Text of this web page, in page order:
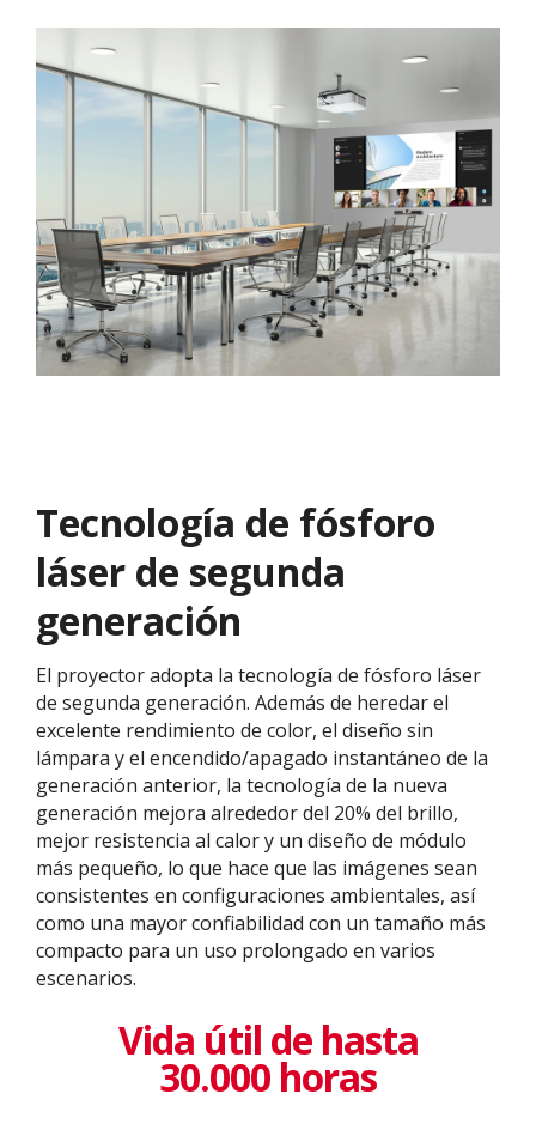
Tecnología de fósforo
láser de segunda
generación
El proyector adopta la tecnología de fósforo láser
de segunda generación. Además de heredar el
excelente rendimiento de color, el diseño sin
lámpara y el encendido/apagado instantáneo de la
generación anterior, la tecnología de la nueva
generación mejora alrededor del 20% del brillo,
mejor resistencia al calor y un diseño de módulo
más pequeño, lo que hace que las imágenes sean
consistentes en configuraciones ambientales, así
como una mayor confiabilidad con un tamaño más
compacto para un uso prolongado en varios
escenarios.
Vida útil de hasta
30.000 horas